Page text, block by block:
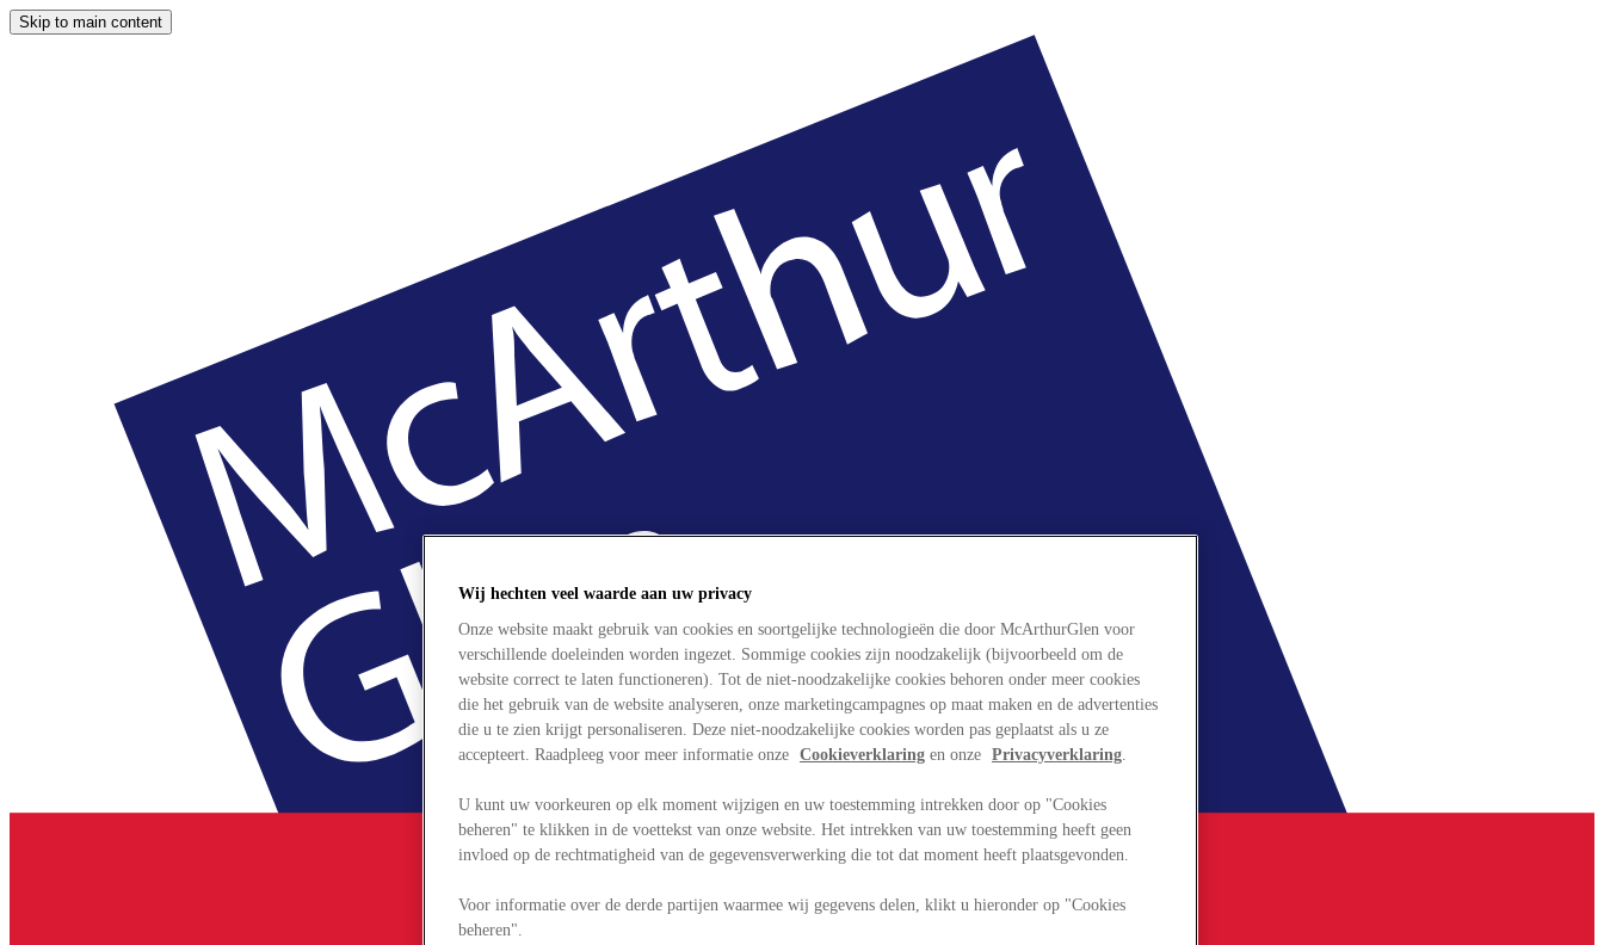
Skip to main content
Wij hechten veel waarde aan uw privacy
Onze website maakt gebruik van cookies en soortgelijke technologieën die door McArthurGlen voor
verschillende doeleinden worden ingezet. Sommige cookies zijn noodzakelijk (bijvoorbeeld om de
website correct te laten functioneren). Tot de niet-noodzakelijke cookies behoren onder meer cookies
die het gebruik van de website analyseren, onze marketingcampagnes op maat maken en de advertenties
die u te zien krijgt personaliseren. Deze niet-noodzakelijke cookies worden pas geplaatst als u ze
accepteert. Raadpleeg voor meer informatie onze Cookieverklaring en onze Privacyverklaring.
U kunt uw voorkeuren op elk moment wijzigen en uw toestemming intrekken door op "Cookies
beheren" te klikken in de voettekst van onze website. Het intrekken van uw toestemming heeft geen
invloed op de rechtmatigheid van de gegevensverwerking die tot dat moment heeft plaatsgevonden.
Voor informatie over de derde partijen waarmee wij gegevens delen, klikt u hieronder op "Cookies
beheren".